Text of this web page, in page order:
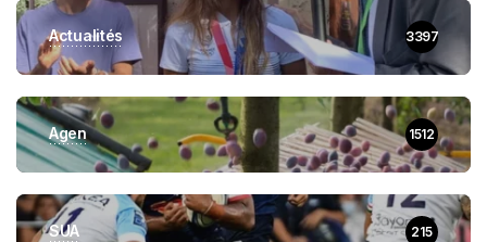
Actualités 3397
Agen 1512
SUA 215